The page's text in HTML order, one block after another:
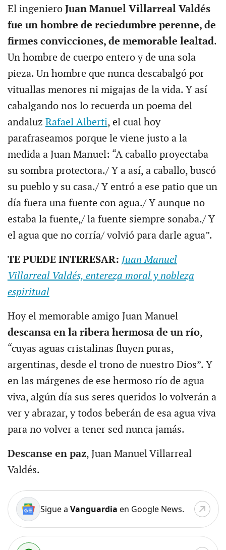
El ingeniero Juan Manuel Villarreal Valdés
fue un hombre de reciedumbre perenne, de
firmes convicciones, de memorable lealtad.
Un hombre de cuerpo entero y de una sola
pieza. Un hombre que nunca descabalgó por
vituallas menores ni migajas de la vida. Y así
cabalgando nos lo recuerda un poema del
andaluz Rafael Alberti, el cual hoy
parafraseamos porque le viene justo a la
medida a Juan Manuel: “A caballo proyectaba
su sombra protectora./ Y a así, a caballo, buscó
su pueblo y su casa./ Y entró a ese patio que un
día fuera una fuente con agua./ Y aunque no
estaba la fuente,/ la fuente siempre sonaba./ Y
el agua que no corría/ volvió para darle agua”.
TE PUEDE INTERESAR: Juan Manuel
Villarreal Valdés, entereza moral y nobleza
espiritual
Hoy el memorable amigo Juan Manuel
descansa en la ribera hermosa de un río,
“cuyas aguas cristalinas fluyen puras,
argentinas, desde el trono de nuestro Dios”. Y
en las márgenes de ese hermoso río de agua
viva, algún día sus seres queridos lo volverán a
ver y abrazar, y todos beberán de esa agua viva
para no volver a tener sed nunca jamás.
Descanse en paz, Juan Manuel Villarreal
Valdés.
Sigue a Vanguardia en Google News.